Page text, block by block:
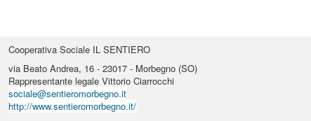
Cooperativa Sociale IL SENTIERO
via Beato Andrea, 16 - 23017 - Morbegno (SO)
Rappresentante legale Vittorio Ciarrocchi
sociale@sentieromorbegno.it
http://www.sentieromorbegno.it/